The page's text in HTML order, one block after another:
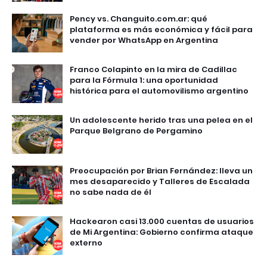
Pency vs. Changuito.com.ar: qué
plataforma es más económica y fácil para
vender por WhatsApp en Argentina
Franco Colapinto en la mira de Cadillac
para la Fórmula 1: una oportunidad
histórica para el automovilismo argentino
Un adolescente herido tras una pelea en el
Parque Belgrano de Pergamino
Preocupación por Brian Fernández: lleva un
mes desaparecido y Talleres de Escalada
no sabe nada de él
Hackearon casi 13.000 cuentas de usuarios
de Mi Argentina: Gobierno confirma ataque
externo